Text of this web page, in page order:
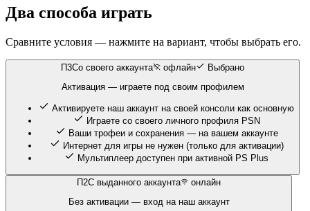
Два способа играть
Сравните условия — нажмите на вариант, чтобы выбрать его.
П3Со своего аккаунта офлайн
Выбрано
Активация — играете под своим профилем
Активируете наш аккаунт на своей консоли как основную
Играете со своего личного профиля PSN
Ваши трофеи и сохранения — на вашем аккаунте
Интернет для игры не нужен (только для активации)
Мультиплеер доступен при активной PS Plus
П2С выданного аккаунта
онлайн
Без активации — вход на наш аккаунт